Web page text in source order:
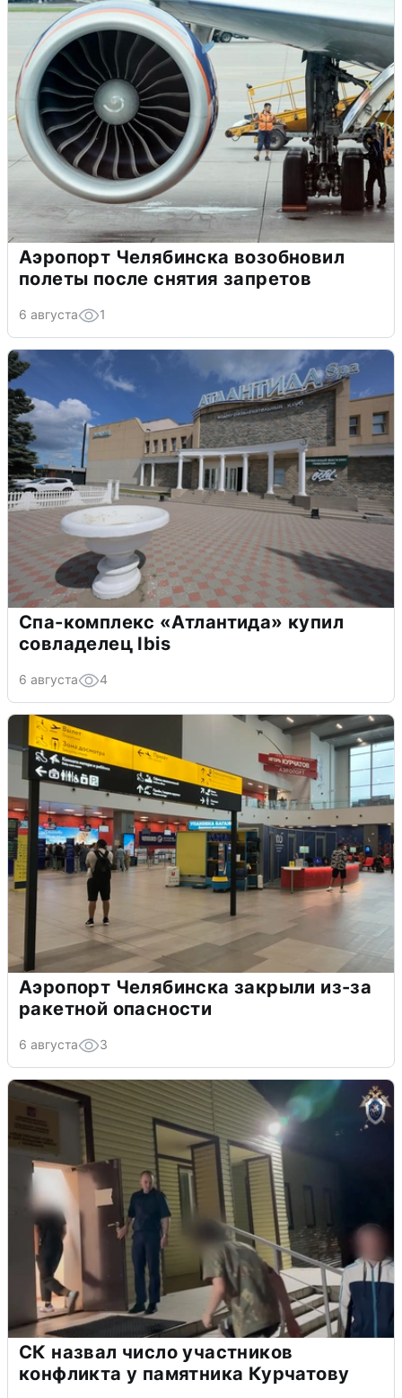
Аэропорт Челябинска возобновил
полеты после снятия запретов
6 августа 1
Спа-комплекс «Атлантида» купил
совладелец Ibis
6 августа 4
Аэропорт Челябинска закрыли из-за
ракетной опасности
6 августа 3
СК назвал число участников
конфликта у памятника Курчатову